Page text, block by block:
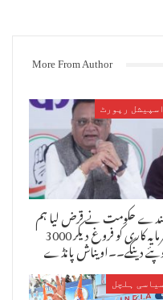
More From Author
اسپیشل رپورٹ
حکومت نے قرض لیا ہم
سرمایہ کاری کو فروغ دیکر 3000
دینگے۔۔اویناش پانڈے
ہلچل